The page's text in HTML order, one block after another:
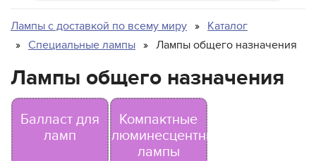
Лампы с доставкой по всему миру
Каталог
Специальные лампы
Лампы общего назначения
Лампы общего назначения
Балласт для
ламп
Компактные
люминесцентные
лампы